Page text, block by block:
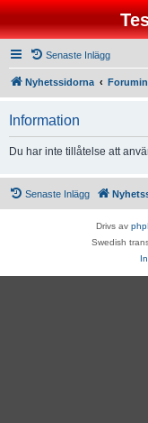
Senaste Inlägg
Nyhetssidorna
Information
Du har inte tillåtelse att
Senaste Inlägg
Drivs av
Swedish